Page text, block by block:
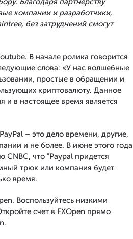
компании и разработчики,
без затруднений смогут
В начале ролика говорится
слова: «У нас волшебные
простые в обращении и
криптовалюту. Данное
и в настоящее время является
– это дело времени, другие,
и не более. В июне этого года
CNBC, что "Paypal придется
трюк или компания будет
время.
Воспользуйтесь низкими
счет в FXOpen прямо